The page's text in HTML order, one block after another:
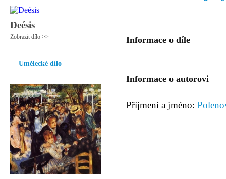
Deésis
Zobrazit dílo >>
Umělecké dílo
Informace o díle
Informace o autorovi
Příjmení a jméno: